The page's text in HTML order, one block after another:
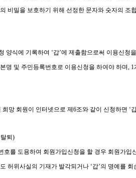
비밀을 보호하기 위해 선정한 문자와 숫자의 조
양식에 기록하여 ‘갑’에 제출함으로써 이용신청
명 및 주민등록번호로 이용신청을 하여야 하며, 1
망 회원이 인터넷으로 제 6조와 같이 신청하면 ‘
퇴 )
호를 도용하여 회원가입신청을 할 경우 회원가입
허위사실의 기재가 발각되거나 ‘갑’의 명예를 회